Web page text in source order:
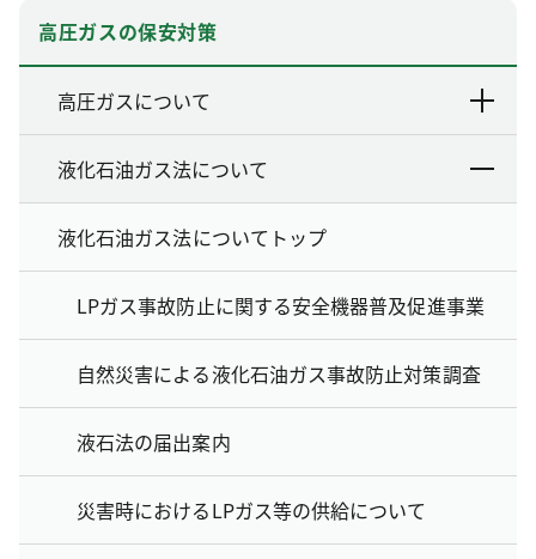
高圧ガスの保安対策
高圧ガスについて
液化石油ガス法について
液化石油ガス法についてトップ
LPガス事故防止に関する安全機器普及促進事業
自然災害による液化石油ガス事故防止対策調査
液石法の届出案内
災害時におけるLPガス等の供給について